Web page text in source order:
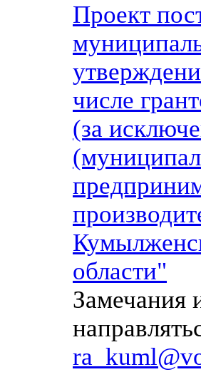
Проект
числе
(за
области"
Замечания